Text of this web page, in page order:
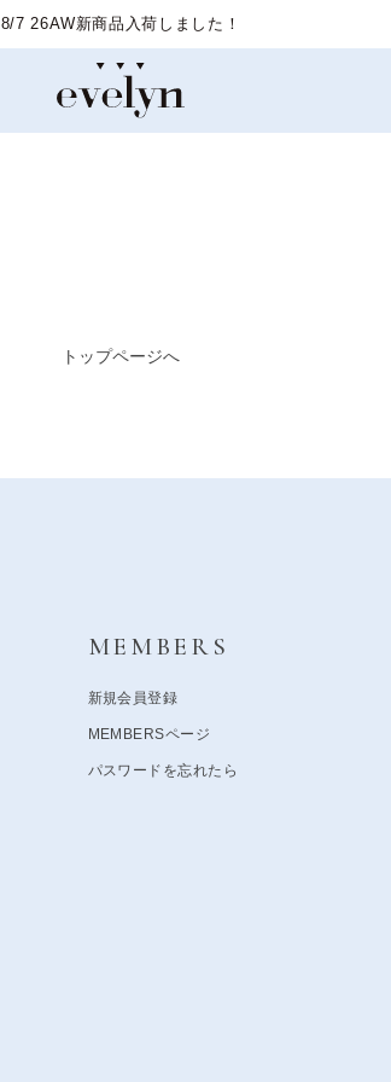
8/7 26AW新商品入荷しました！
トップページへ
MEMBERS
新規会員登録
MEMBERSページ
パスワードを忘れたら